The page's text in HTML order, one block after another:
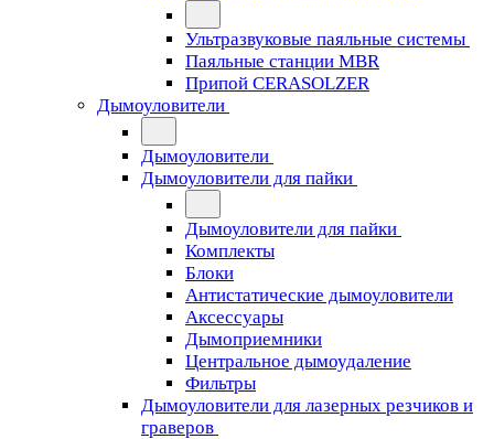
Ультразвуковые паяльные системы
Паяльные станции MBR
Припой CERASOLZER
Дымоуловители
Дымоуловители
Дымоуловители для пайки
Дымоуловители для пайки
Комплекты
Блоки
Антистатические дымоуловители
Аксессуары
Дымоприемники
Центральное дымоудаление
Фильтры
Дымоуловители для лазерных резчиков и
граверов